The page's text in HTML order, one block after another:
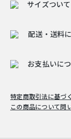
サイズついて
配送・送料
お支払いに
特定商取引法に基づ
この商品について問